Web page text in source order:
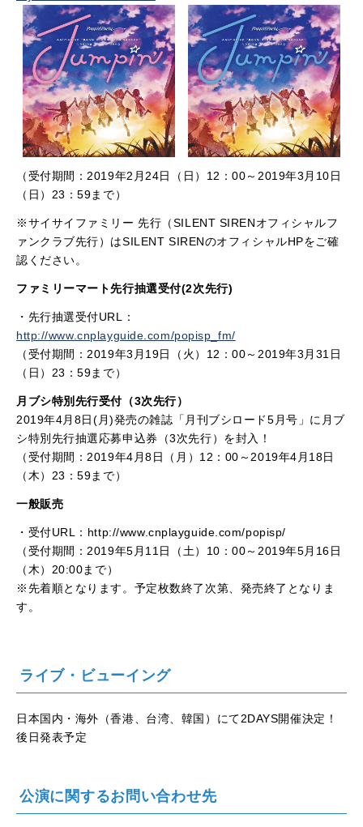
（受付期間：2019年2月24日（日）12：00～2019年3月10日
（日）23：59まで）
※サイサイファミリー 先行（SILENT SIRENオフィシャルフ
ァンクラブ先行）はSILENT SIRENのオフィシャルHPをご確
認ください。
ファミリーマート先行抽選受付(2次先行)
・先行抽選受付URL：
http://www.cnplayguide.com/popisp_fm/
（受付期間：2019年3月19日（火）12：00～2019年3月31日
（日）23：59まで）
月ブシ特別先行受付（3次先行）
2019年4月8日(月)発売の雑誌「月刊ブシロード5月号」に月ブ
シ特別先行抽選応募申込券（3次先行）を封入！
（受付期間：2019年4月8日（月）12：00～2019年4月18日
（木）23：59まで）
一般販売
・受付URL：http://www.cnplayguide.com/popisp/
（受付期間：2019年5月11日（土）10：00～2019年5月16日
（木）20:00まで）
※先着順となります。予定枚数終了次第、発売終了となりま
す。
ライブ・ビューイング
日本国内・海外（香港、台湾、韓国）にて2DAYS開催決定！
後日発表予定
公演に関するお問い合わせ先